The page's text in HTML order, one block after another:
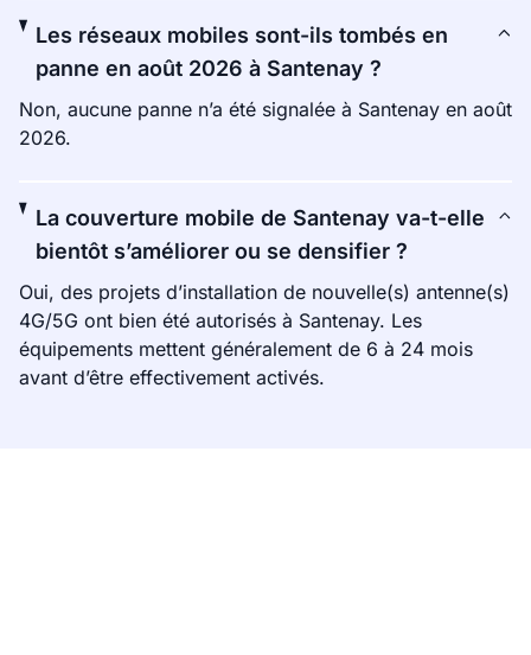
Les réseaux mobiles sont-ils tombés en
panne en août 2026 à Santenay ?
Non, aucune panne n’a été signalée à Santenay en août
2026.
La couverture mobile de Santenay va-t-elle
bientôt s’améliorer ou se densifier ?
Oui, des projets d’installation de nouvelle(s) antenne(s)
4G/5G ont bien été autorisés à Santenay. Les
équipements mettent généralement de 6 à 24 mois
avant d’être effectivement activés.